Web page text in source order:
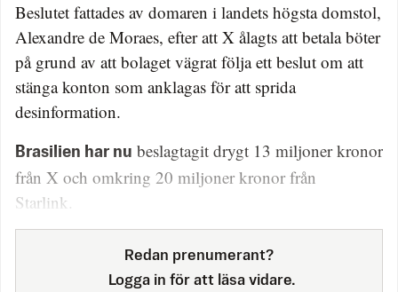
Beslutet fattades av domaren i landets högsta domstol,
Alexandre de Moraes, efter att X ålagts att betala böter
på grund av att bolaget vägrat följa ett beslut om att
stänga konton som anklagas för att sprida
desinformation.
Brasilien har nu beslagtagit drygt 13 miljoner kronor
från X och omkring 20 miljoner kronor från
Starlink.
Redan prenumerant?
Logga in för att läsa vidare.